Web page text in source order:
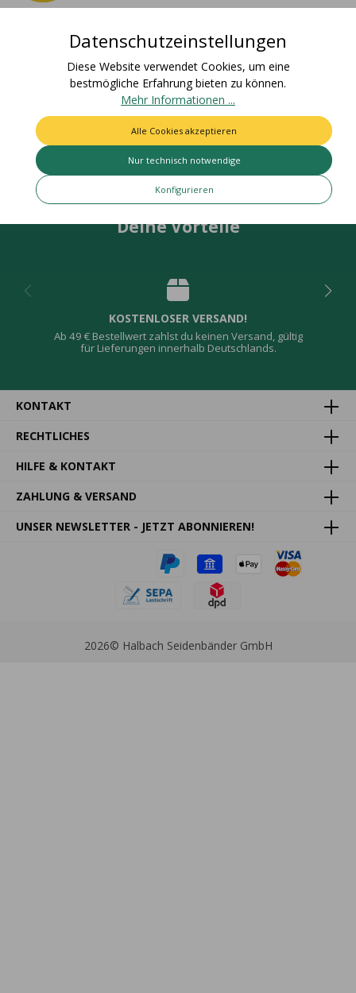
Beschreibung
Materialzusammensetzung: 100% PolyesterZolltarifnummer:
58063210Ursprungsland: DeutschlandEAN Rolle:
4015275218155Nettogewic…Mehr
Bewertungen
Deine Vorteile
KOSTENLOSER VERSAND!
Ab 49 € Bestellwert zahlst du keinen Versand, gültig
für Lieferungen innerhalb Deutschlands.
KONTAKT
RECHTLICHES
HILFE & KONTAKT
ZAHLUNG & VERSAND
UNSER NEWSLETTER - JETZT ABONNIEREN!
2026© Halbach Seidenbänder GmbH
Datenschutzeinstellungen
Diese Website verwendet Cookies, um eine
bestmögliche Erfahrung bieten zu können.
Mehr Informationen ...
Nur technisch notwendige
Konfigurieren
Alle Cookies akzeptieren